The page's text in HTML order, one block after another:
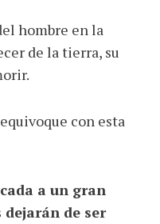
hombre en la
de la tierra, su
con esta
a un gran
de ser